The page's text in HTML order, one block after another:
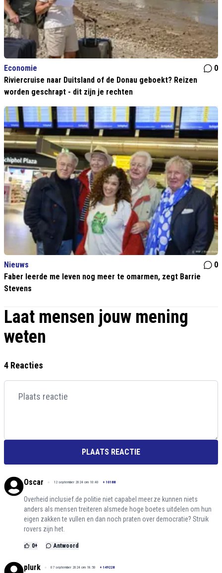
Economie
0
Riviercruise naar Duitsland of de Donau geboekt? Reizen
worden geschrapt - dit zijn je rechten
Nieuws
0
Faber leerde me leven nog meer te omarmen, zegt Barrie
Stevens
Laat mensen jouw mening
weten
4 Reacties
PLAATS REACTIE
Oscar 12 september 2024 om 10:40 + 10188
Overheid inclusief.de politie niet capabel meer.ze kunnen niets
anders als mensen treiteren alsmede hoge boetes uitdelen om hun
eigen zakken te vullen en dan noch praten over democratie? Struik
rovers zijn het.
0+ Antwoord
plurk 07 september 2024 om 18:50 + 149228